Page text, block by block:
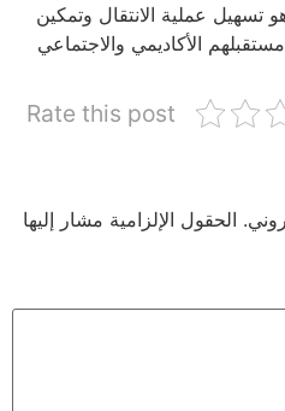
عملية الانتقال وتمكين
الأكاديمي والاجتماعي
Rate this post
الحقول الإلزامية مشار إليها